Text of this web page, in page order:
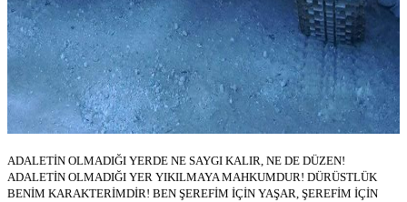
ADALETİN OLMADIĞI YERDE NE SAYGI KALIR, NE DE DÜZEN!
ADALETİN OLMADIĞI YER YIKILMAYA MAHKUMDUR! DÜRÜSTLÜK
BENİM KARAKTERİMDİR! BEN ŞEREFİM İÇİN YAŞAR, ŞEREFİM İÇİN